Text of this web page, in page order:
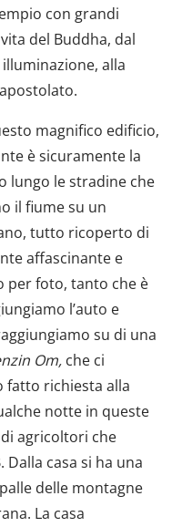
con grandi
del Buddha, dal
alla
magnifico edificio,
è sicuramente la
lungo le stradine che
il fiume su un
tutto ricoperto di
affascinante e
per foto, tanto che è
l’auto e
su di una
Om, che ci
fatto richiesta alla
notte in queste
agricoltori che
casa si ha una
delle montagne
La casa